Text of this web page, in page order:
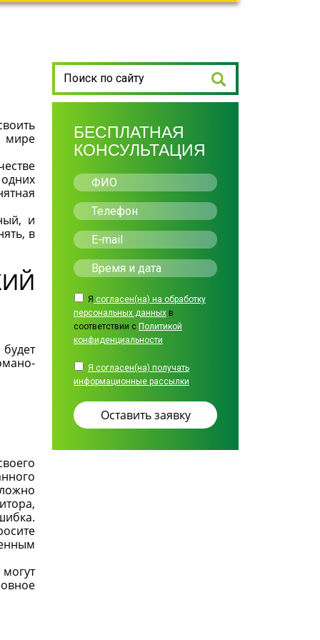
мире
и
в
БЕСПЛАТНАЯ
КОНСУЛЬТАЦИЯ
Я согласен(на) на обработку
персональных данных в
соответствии с Политикой
конфиденциальности
Я согласен(на) получать
информационные рассылки